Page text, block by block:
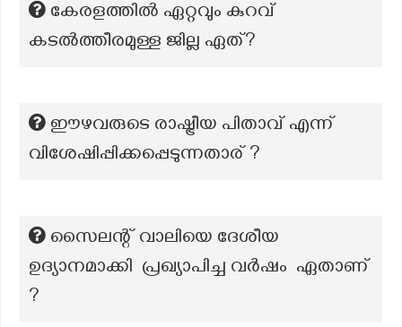
കേരളത്തിൽ ഏറ്റവും കുറവ്
കടൽത്തീരമുള്ള ജില്ല ഏത്?
ഈഴവരുടെ രാഷ്ട്രീയ പിതാവ് എന്ന്
വിശേഷിപ്പിക്കപ്പെടുന്നതാര് ?
സൈലന്റ് വാലിയെ ദേശീയ
ഉദ്യാനമാക്കി പ്രഖ്യാപിച്ച വർഷം ഏതാണ്
?